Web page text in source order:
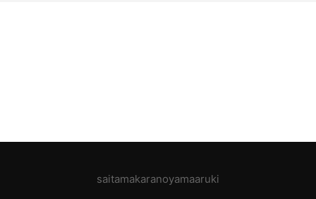
saitamakaranoyamaaruki